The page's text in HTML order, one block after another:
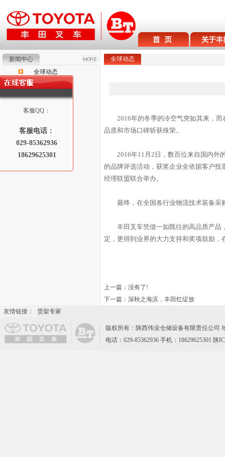
客服QQ：
客服电话：
029-85362936
18629625301
新闻中心
全球动态
丰田新闻
全球动态
2016年的冬季的冷空气突如其来，
品质和市场口碑斩获殊荣。
2016年11月2日，数百位来自国内外
的品牌评选活动，获奖企业全依据客户
经理联盟联合举办。
最终，在全国各行业物流技术装备
丰田叉车凭借一如既往的高品质产
定，更得到业界的大力支持和奖项鼓励
上一篇：没有了!
下一篇： 深秋之海滨，丰田红绽放
友情链接：
货架专家
版权所有：陕西伟业仓储设备有限责任公司
电话：029-85362936 手机：18629625301 陕